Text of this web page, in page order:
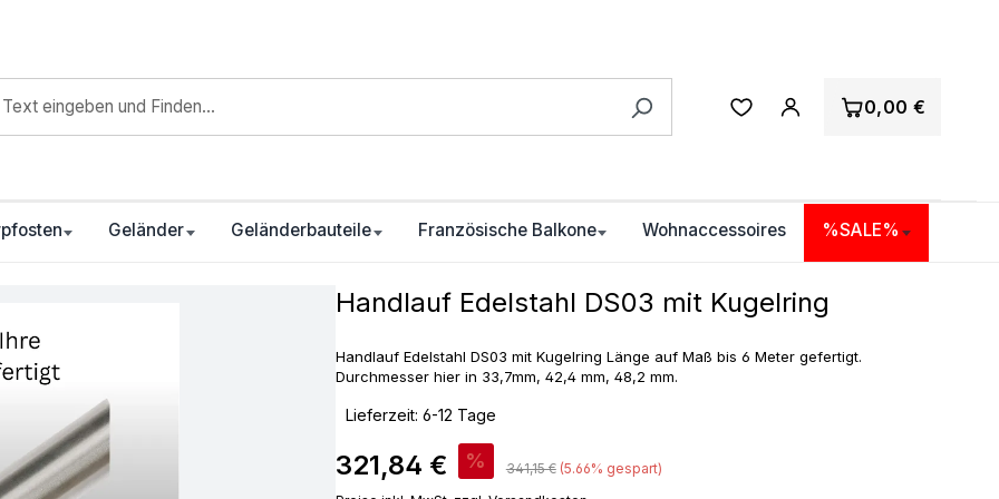
0,00 €
Geländer Geländerbauteile Französische Balkone Wohnaccessoires %SALE%
Handlauf Edelstahl DS03 mit Kugelring
Handlauf Edelstahl DS03 mit Kugelring Länge auf Maß bis 6 Meter gefertigt.
Durchmesser hier in 33,7mm, 42,4 mm, 48,2 mm.
Lieferzeit: 6-12 Tage
Verkaufspreis:
321,84 € % Regulärer Preis:
341,15 € (5.66% gespart)